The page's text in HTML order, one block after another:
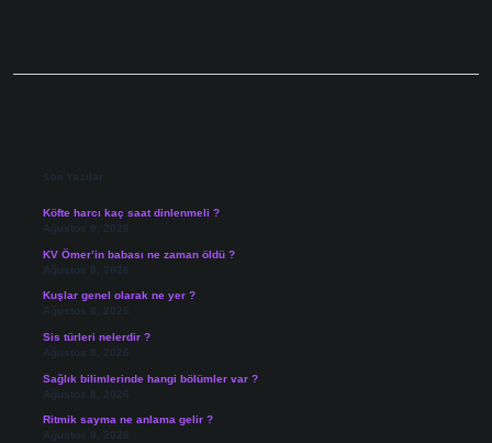
Son Yazılar
Köfte harcı kaç saat dinlenmeli ?
Ağustos 9, 2026
KV Ömer’in babası ne zaman öldü ?
Ağustos 8, 2026
Kuşlar genel olarak ne yer ?
Ağustos 8, 2026
Sis türleri nelerdir ?
Ağustos 8, 2026
Sağlık bilimlerinde hangi bölümler var ?
Ağustos 8, 2026
Ritmik sayma ne anlama gelir ?
Ağustos 8, 2026